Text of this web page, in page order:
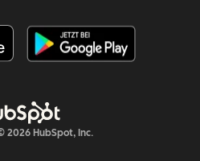
2026 HubSpot, Inc.